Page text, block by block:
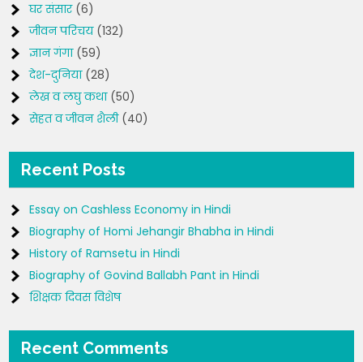
घर संसार(6)
जीवन परिचय(132)
ज्ञान गंगा(59)
देश-दुनिया(28)
लेख व लघु कथा(50)
सेहत व जीवन शैली(40)
Recent Posts
Essay on Cashless Economy in Hindi
Biography of Homi Jehangir Bhabha in Hindi
History of Ramsetu in Hindi
Biography of Govind Ballabh Pant in Hindi
शिक्षक दिवस विशेष
Recent Comments